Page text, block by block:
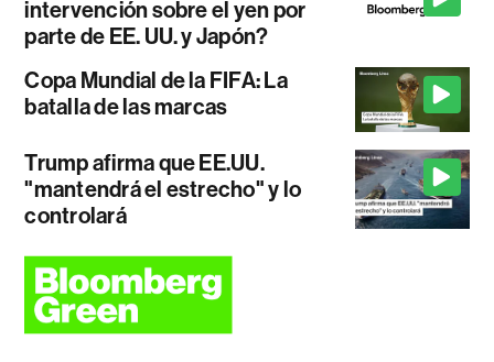
intervención sobre el yen por
parte de EE. UU. y Japón?
Copa Mundial de la FIFA: La
batalla de las marcas
Trump afirma que EE.UU.
"mantendrá el estrecho" y lo
controlará